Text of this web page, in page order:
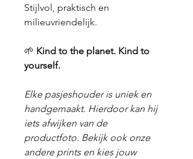
Stijlvol, praktisch en
milieuvriendelijk.
🌱 Kind to the planet. Kind to
yourself.
Elke pasjeshouder is uniek en
handgemaakt. Hierdoor kan hij
iets afwijken van de
productfoto. Bekijk ook onze
andere prints en kies jouw